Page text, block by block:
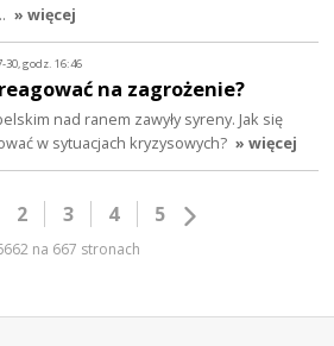
» więcej
30, godz. 16:46
na zagrożenie?
nad ranem zawyły syreny. Jak się
w sytuacjach kryzysowych? » więcej
2 3 4 5
na 667 stronach